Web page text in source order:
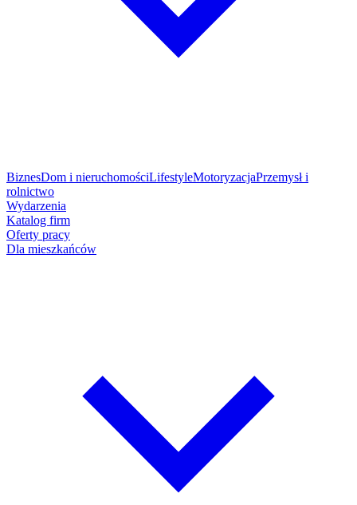
BiznesDom i nieruchomościLifestyleMotoryzacjaPrzemysł i
rolnictwo
Wydarzenia
Katalog firm
Oferty pracy
Dla mieszkańców